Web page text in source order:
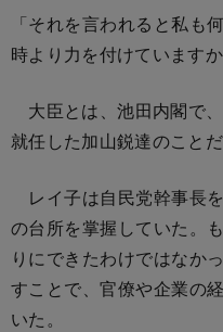
「それを言われると私も
時より力を付けていますか
大臣とは、池田内閣で
就任した加山鋭達のことだ
レイ子は自民党幹事長
の台所を掌握していた。
りにできたわけではなか
すことで、官僚や企業の
いた。